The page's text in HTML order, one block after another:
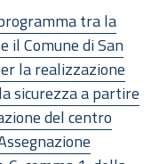
tra la
il Comune di San
la realizzazione
sicurezza a partire
del centro